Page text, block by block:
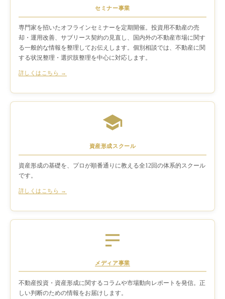
セミナー事業
専門家を招いたオフラインセミナーを定期開催。投資用不動産の売
却・運用改善、サブリース契約の見直し、国内外の不動産市場に関す
る一般的な情報を整理してお伝えします。個別相談では、不動産に関
する状況整理・選択肢整理を中心に対応します。
詳しくはこちら →
資産形成スクール
資産形成の基礎を、プロが順番通りに教える全12回の体系的スクール
です。
詳しくはこちら →
メディア事業
不動産投資・資産形成に関するコラムや市場動向レポートを発信。正
しい判断のための情報をお届けします。